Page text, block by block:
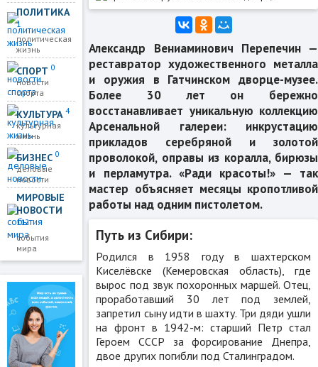
ПОЛИТИКА
1
политическая
жизнь
СПОРТ0
новости
спорта
КУЛЬТУРА4
культурная
жизнь
БИЗНЕС0
деловые
новости
МИРОВЫЕ
НОВОСТИ
112
события
мира
Александр Вениаминович Перепечин —
реставратор художественного металла
и оружия в Гатчинском дворце-музее.
Более 30 лет он бережно
восстанавливает уникальную коллекцию
Арсенальной галереи: инкрустацию
прикладов серебряной и золотой
проволокой, оправы из коралла, бирюзы
и перламутра. «Ради красоты!» — так
мастер объясняет месяцы кропотливой
работы над одним пистолетом.
Путь из Сибири:
Родился в 1958 году в шахтерском
Киселёвске (Кемеровская область), где
вырос под звук похоронных маршей. Отец,
проработавший 30 лет под землей,
запретил сыну идти в шахту. Три дяди ушли
на фронт в 1942-м: старший Петр стал
Героем СССР за форсирование Днепра,
двое других погибли под Сталинградом.